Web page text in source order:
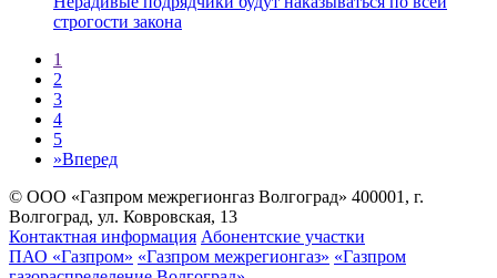
строгости закона
1
2
3
4
5
»Вперед
© ООО «Газпром межрегионгаз Волгоград» 400001, г.
Волгоград, ул. Ковровская, 13
Контактная информация Абонентские участки
ПАО «Газпром» «Газпром межрегионгаз» «Газпром